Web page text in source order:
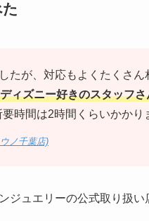
たが、対応もよくたくさ
ディズニー好きのスタッフ
要時間は2時間くらいかかり
ノ千葉店)
ジュエリーの公式取り扱い